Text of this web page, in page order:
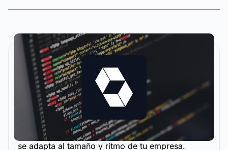
La metodología y plataforma de formación que
se adapta al tamaño y ritmo de tu empresa.